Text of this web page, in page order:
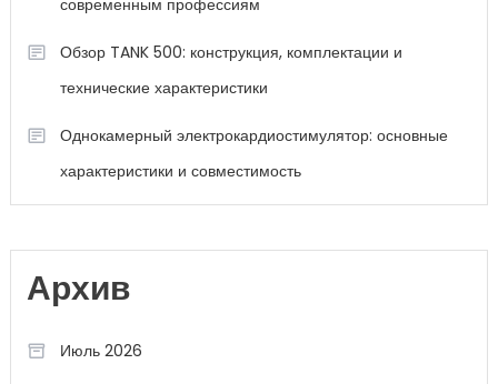
современным профессиям
Обзор TANK 500: конструкция, комплектации и
технические характеристики
Однокамерный электрокардиостимулятор: основные
характеристики и совместимость
Архив
Июль 2026